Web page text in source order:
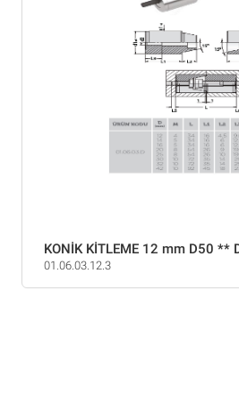
KONİK KİTLEME 12 mm D50 **
01.06.03.12.3